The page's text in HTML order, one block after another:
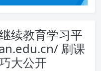
续教育学习平
刷课
大公开